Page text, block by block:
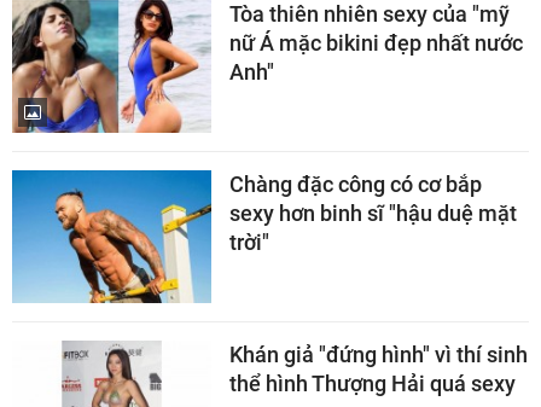
Tòa thiên nhiên sexy của "mỹ
nữ Á mặc bikini đẹp nhất nước
Anh"
Chàng đặc công có cơ bắp
sexy hơn binh sĩ "hậu duệ mặt
trời"
Khán giả "đứng hình" vì thí sinh
thể hình Thượng Hải quá sexy